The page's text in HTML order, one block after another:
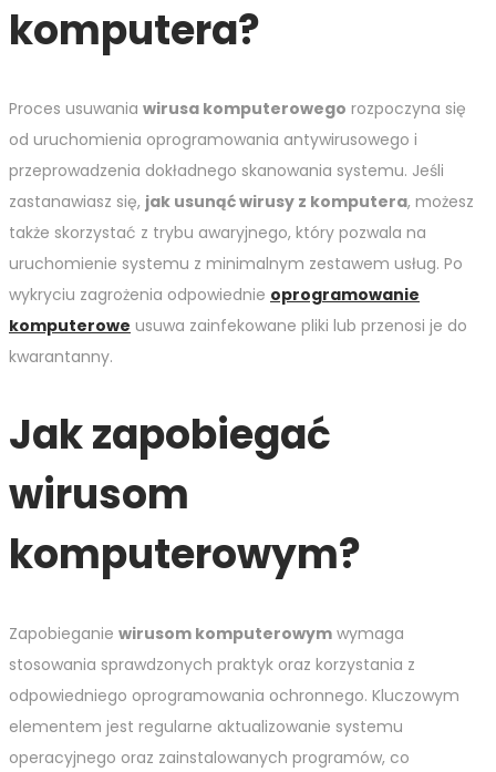
komputera?
Proces usuwania wirusa komputerowego rozpoczyna się
od uruchomienia oprogramowania antywirusowego i
przeprowadzenia dokładnego skanowania systemu. Jeśli
zastanawiasz się, jak usunąć wirusy z komputera, możesz
także skorzystać z trybu awaryjnego, który pozwala na
uruchomienie systemu z minimalnym zestawem usług. Po
wykryciu zagrożenia odpowiednie oprogramowanie
komputerowe usuwa zainfekowane pliki lub przenosi je do
kwarantanny.
Jak zapobiegać
wirusom
komputerowym?
Zapobieganie wirusom komputerowym wymaga
stosowania sprawdzonych praktyk oraz korzystania z
odpowiedniego oprogramowania ochronnego. Kluczowym
elementem jest regularne aktualizowanie systemu
operacyjnego oraz zainstalowanych programów, co